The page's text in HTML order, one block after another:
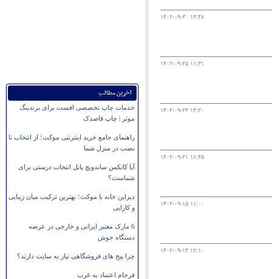
آخرین مطالب
خدمات چاپ تخصصی افست برای برندینگ
موثر | چاپ قاصدک
راهنمای جامع خرید اینترنتی موکت؛ از انتخاب تا
نصب در منزل شما
آیا کانکس ساندویچ پانل انتخاب درستی برای
شماست؟
دیزاین خانه با موکت؛ بهترین ترکیب میان زیبایی
و کارایی
6 مارک معتبر ایرانی و خارجی در عرضه
دستگاه جوش
چرا پیج های فروشگاهی نیاز به سایت دارند؟
فرجام اعتماد به غرب
۱۴۰۲-۰۹-۳۰ ۱۳:۴۸
۱۴۰۲-۰۹-۲۵ ۱۱:۳۱
۱۴۰۲-۰۹-۲۲ ۱۴:۲۰
۱۴۰۲-۰۹-۲۱ ۱۶:۴۵
۱۴۰۲-۰۹-۱۵ ۱۱:۰۰
۱۴۰۲-۰۹-۱۳ ۱۲:۱۰